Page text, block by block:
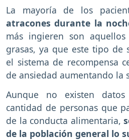
La mayoría de los
atracones durante la
más ingieren son
grasas, ya que este tipo de
el sistema de recompensa
de ansiedad aumentando la
Aunque no existen
cantidad de personas que
de la conducta alimentaria,
de la población general lo